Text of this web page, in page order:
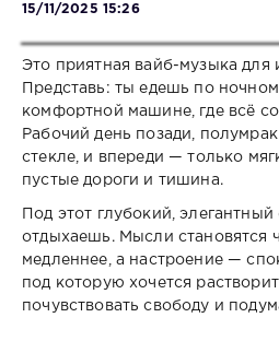
15/11/2025 15:26
Это приятная вайб-музыка для
Представь: ты едешь по
комфортной машине, где всё
Рабочий день позади,
стекле, и впереди — только
пустые дороги и тишина.
Под этот глубокий,
отдыхаешь. Мысли становятся
медленнее, а настроение —
под которую хочется
почувствовать свободу и